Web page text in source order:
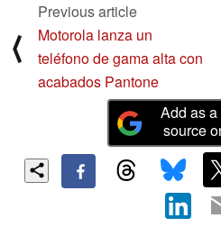
⟨
Previous article
Motorola lanza un
teléfono de gama alta con
acabados Pantone
Add as
source